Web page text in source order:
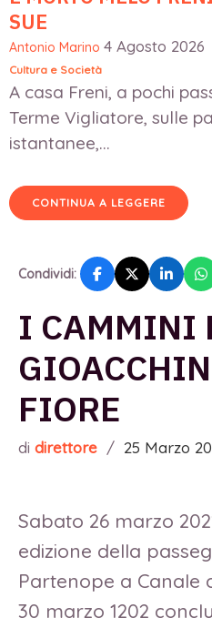
SUE
Antonio Marino 4 Agosto 2026
Cultura e Società
A casa Freni, a pochi
Terme Vigliatore, sulle
istantanee,...
CONTINUA A LEGGERE
Condividi:
I CAMMINI
FIORE
di direttore / 25 Marzo
Sabato 26 marzo
edizione della
Partenope a Canale
30 marzo 1202